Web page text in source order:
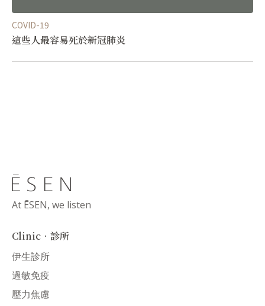
COVID-19
這些人最容易死於新冠肺炎
At ĒSEN, we listen
Clinic．診所
伊生診所
過敏免疫
壓力焦慮